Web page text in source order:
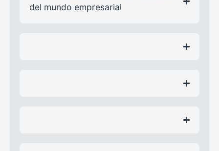
del mundo empresarial